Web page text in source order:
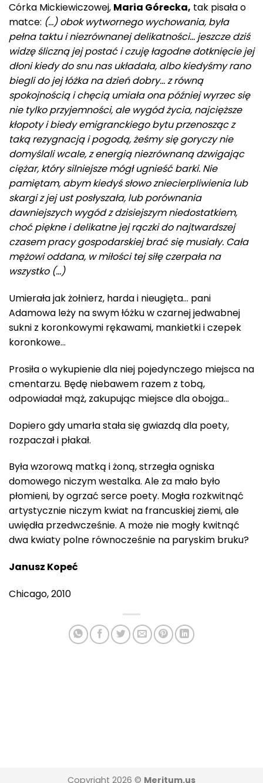
Córka Mickiewiczowej, Maria Górecka, tak pisała o
matce: (…) obok wytwornego wychowania, była
pełna taktu i niezrównanej delikatności… jeszcze dziś
widzę śliczną jej postać i czuję łagodne dotknięcie jej
dłoni kiedy do snu nas układała, albo kiedyśmy rano
biegli do jej łóżka na dzień dobry… z równą
spokojnością i chęcią umiała ona później wyrzec się
nie tylko przyjemności, ale wygód życia, najcięższe
kłopoty i biedy emigranckiego bytu przenosząc z
taką rezygnacją i pogodą, żeśmy się goryczy nie
domyślali wcale, z energią niezrównaną dzwigając
ciężar, który silniejsze mógł ugnieść barki. Nie
pamiętam, abym kiedyś słowo zniecierpliwienia lub
skargi z jej ust posłyszała, lub porównania
dawniejszych wygód z dzisiejszym niedostatkiem,
choć piękne i delikatne jej rączki do najtwardszej
czasem pracy gospodarskiej brać się musiały. Cała
mężowi oddana, w miłości tej siłę czerpała na
wszystko (…)
Umierała jak żołnierz, harda i nieugięta… pani
Adamowa leży na swym łóżku w czarnej jedwabnej
sukni z koronkowymi rękawami, mankietki i czepek
koronkowe…
Prosiła o wykupienie dla niej pojedynczego miejsca na
cmentarzu. Będę niebawem razem z tobą,
odpowiadał mąż, zakupując miejsce dla obojga…
Dopiero gdy umarła stała się gwiazdą dla poety,
rozpaczał i płakał.
Była wzorową matką i żoną, strzegła ogniska
domowego niczym westalka. Ale za mało było
płomieni, by ogrzać serce poety. Mogła rozkwitnąć
artystycznie niczym kwiat na francuskiej ziemi, ale
uwiędła przedwcześnie. A może nie mogły kwitnąć
dwa kwiaty polne równocześnie na paryskim bruku?
Janusz Kopeć
Chicago, 2010
Copyright 2026 © Meritum.us